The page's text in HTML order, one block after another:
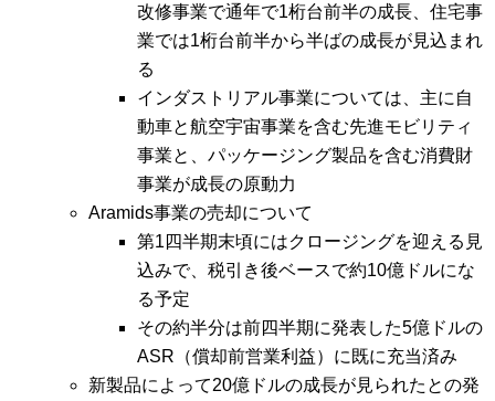
改修事業で通年で1桁台前半の成長、住宅事
業では1桁台前半から半ばの成長が見込まれ
る
インダストリアル事業については、主に自
動車と航空宇宙事業を含む先進モビリティ
事業と、パッケージング製品を含む消費財
事業が成長の原動力
Aramids事業の売却について
第1四半期末頃にはクロージングを迎える見
込みで、税引き後ベースで約10億ドルにな
る予定
その約半分は前四半期に発表した5億ドルの
ASR（償却前営業利益）に既に充当済み
新製品によって20億ドルの成長が見られたとの発